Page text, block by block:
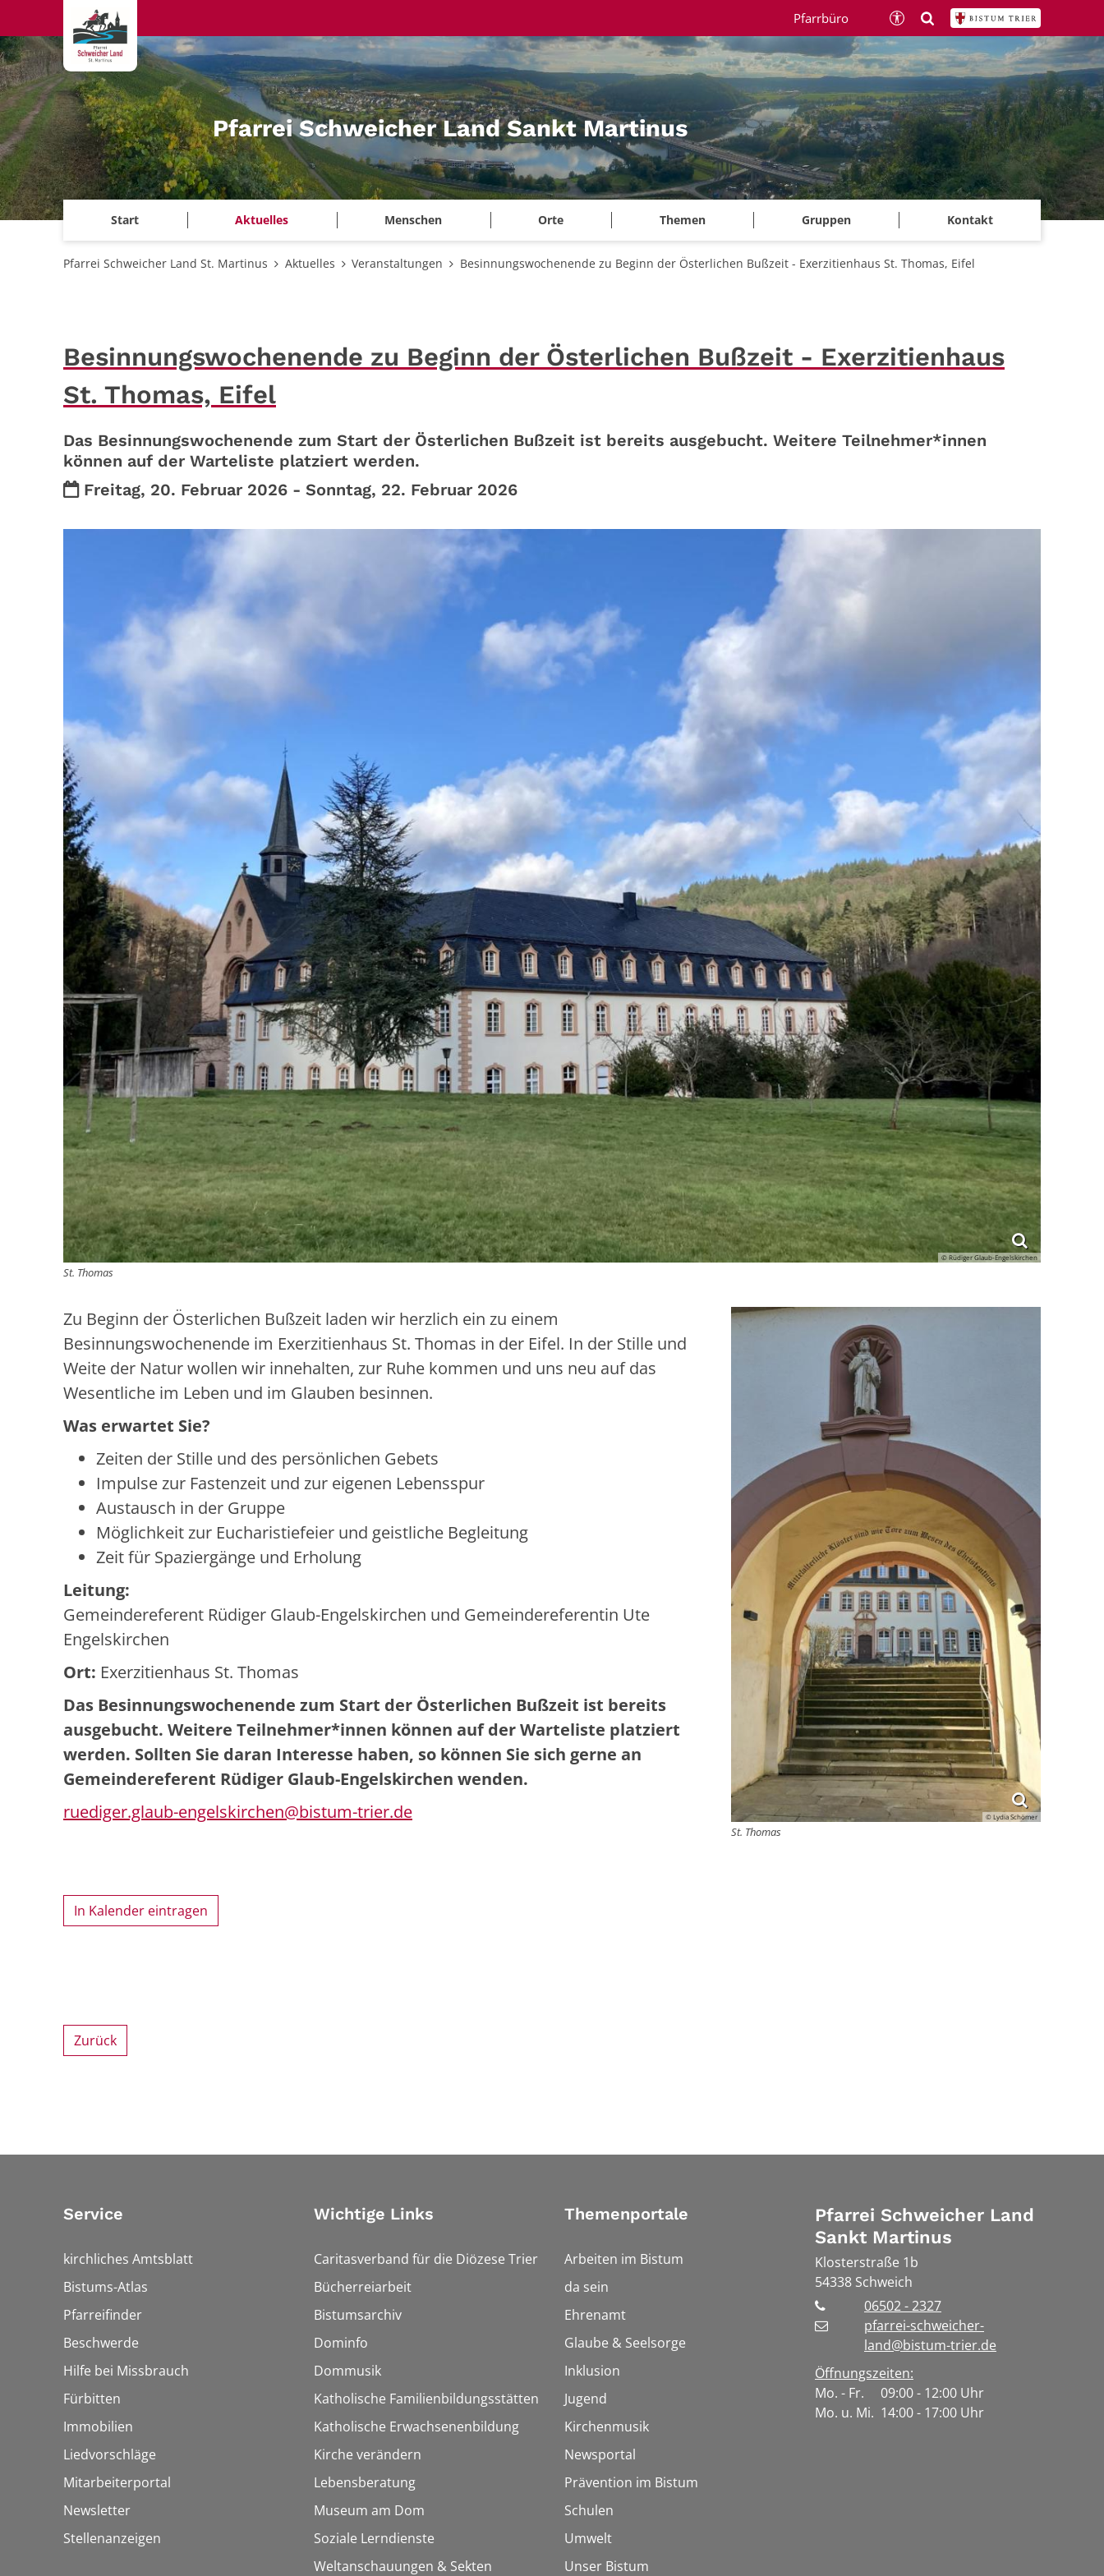
Zum Inhalt springen
Pfarrei Schweicher Land Sankt Martinus
Start Aktuelles Menschen Orte Themen Gruppen Kontakt
Pfarrbüro
Pfarrei Schweicher Land St. Martinus Aktuelles Veranstaltungen Besinnungswochenende zu Beginn der Österlichen Bußzeit - Exerzitienhaus St. Thomas, Eifel
Besinnungswochenende zu Beginn der Österlichen Bußzeit - Exerzitienhaus
St. Thomas, Eifel
Das Besinnungswochenende zum Start der Österlichen Bußzeit ist bereits ausgebucht. Weitere Teilnehmer*innen
können auf der Warteliste platziert werden.
Datum:
Freitag, 20. Februar 2026 - Sonntag, 22. Februar 2026
© Rüdiger Glaub-Engelskirchen
St. Thomas
© Lydia Schömer
St. Thomas
Zu Beginn der Österlichen Bußzeit laden wir herzlich ein zu einem
Besinnungswochenende im Exerzitienhaus St. Thomas in der Eifel. In der Stille und
Weite der Natur wollen wir innehalten, zur Ruhe kommen und uns neu auf das
Wesentliche im Leben und im Glauben besinnen.
Was erwartet Sie?
Zeiten der Stille und des persönlichen Gebets
Impulse zur Fastenzeit und zur eigenen Lebensspur
Austausch in der Gruppe
Möglichkeit zur Eucharistiefeier und geistliche Begleitung
Zeit für Spaziergänge und Erholung
Leitung:
Gemeindereferent Rüdiger Glaub-Engelskirchen und Gemeindereferentin Ute
Engelskirchen
Ort: Exerzitienhaus St. Thomas
Das Besinnungswochenende zum Start der Österlichen Bußzeit ist bereits
ausgebucht. Weitere Teilnehmer*innen können auf der Warteliste platziert
werden. Sollten Sie daran Interesse haben, so können Sie sich gerne an
Gemeindereferent Rüdiger Glaub-Engelskirchen wenden.
ruediger.glaub-engelskirchen@bistum-trier.de
In Kalender eintragen
Zurück
Service
kirchliches Amtsblatt
Bistums-Atlas
Pfarreifinder
Beschwerde
Hilfe bei Missbrauch
Fürbitten
Immobilien
Liedvorschläge
Mitarbeiterportal
Newsletter
Stellenanzeigen
Wichtige Links
Caritasverband für die Diözese Trier
Bücherreiarbeit
Bistumsarchiv
Dominfo
Dommusik
Katholische Familienbildungsstätten
Katholische Erwachsenenbildung
Kirche verändern
Lebensberatung
Museum am Dom
Soziale Lerndienste
Weltanschauungen & Sekten
Themenportale
Arbeiten im Bistum
da sein
Ehrenamt
Glaube & Seelsorge
Inklusion
Jugend
Kirchenmusik
Newsportal
Prävention im Bistum
Schulen
Umwelt
Unser Bistum
Pfarrei Schweicher Land
Sankt Martinus
Klosterstraße 1b
54338 Schweich
06502 - 2327
pfarrei-schweicher-
land@bistum-trier.de
Öffnungszeiten:
Mo. - Fr. 09:00 - 12:00 Uhr
Mo. u. Mi. 14:00 - 17:00 Uhr